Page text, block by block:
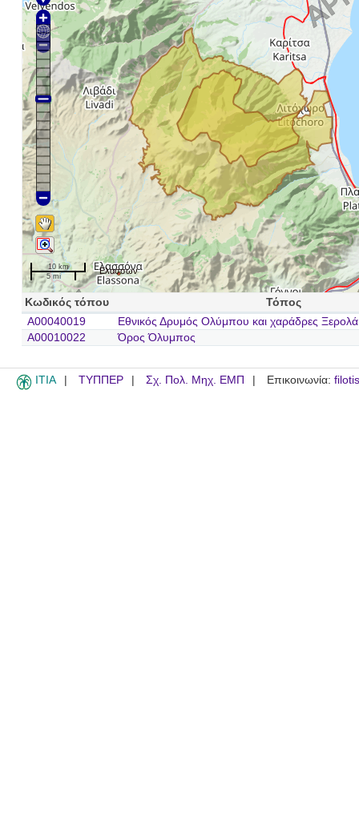
Ελασσών
10 km
5 mi
Κωδικός τόπου
Τόπος
A00040019
Εθνικός Δρυμός Ολύμπου και χαράδρες
A00010022
Όρος Όλυμπος
ITIA ΤΥΠΠΕΡ Σχ. Πολ. Μηχ. ΕΜΠ Επικοινωνία: